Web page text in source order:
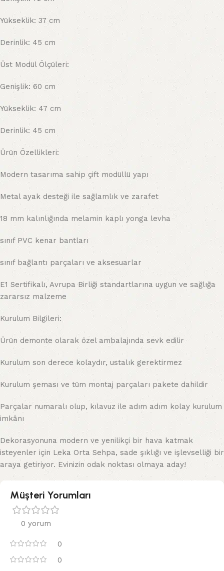
Yükseklik: 37 cm
Derinlik: 45 cm
Üst Modül Ölçüleri:
Genişlik: 60 cm
Yükseklik: 47 cm
Derinlik: 45 cm
Ürün Özellikleri:
Modern tasarıma sahip çift modüllü yapı
Metal ayak desteği ile sağlamlık ve zarafet
18 mm kalınlığında melamin kaplı yonga levha
sınıf PVC kenar bantları
sınıf bağlantı parçaları ve aksesuarlar
E1 Sertifikalı, Avrupa Birliği standartlarına uygun ve sağlığa
zararsız malzeme
Kurulum Bilgileri:
Ürün demonte olarak özel ambalajında sevk edilir
Kurulum son derece kolaydır, ustalık gerektirmez
Kurulum şeması ve tüm montaj parçaları pakete dahildir
Parçalar numaralı olup, kılavuz ile adım adım kolay kurulum
imkânı
Dekorasyonuna modern ve yenilikçi bir hava katmak
isteyenler için Leka Orta Sehpa, sade şıklığı ve işlevselliği bir
araya getiriyor. Evinizin odak noktası olmaya aday!
Müşteri Yorumları
0 yorum
0
0